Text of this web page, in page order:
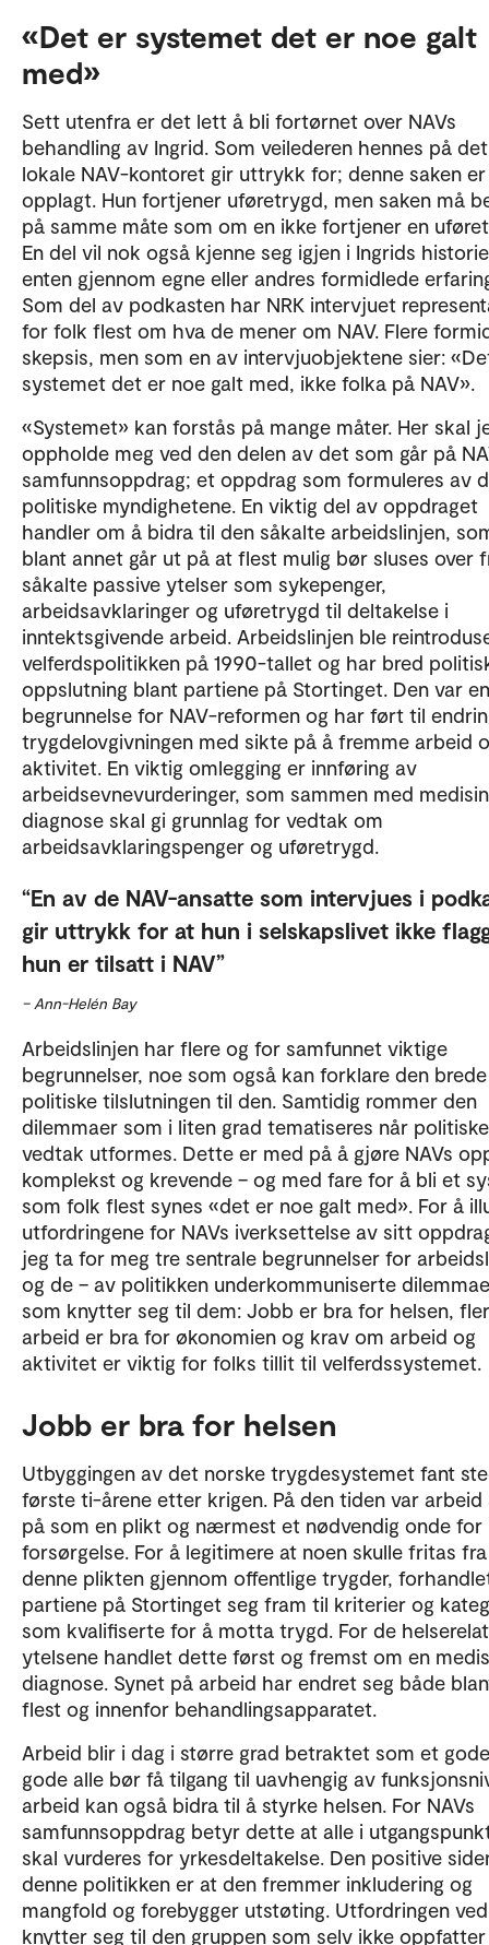
Ann-Helén Bay
Sjekk bibliotek for arbeidsinkluderingfor mer
arbeidsinkluderingsforskning.
«Det er systemet det er noe galt
med»
Sett utenfra er det lett å bli fortørnet over NAVs
behandling av Ingrid. Som veilederen hennes på det
lokale NAV-kontoret gir uttrykk for; denne saken er
opplagt. Hun fortjener uføretrygd, men saken må
på samme måte som om en ikke fortjener en
En del vil nok også kjenne seg igjen i Ingrids
enten gjennom egne eller andres formidlede
Som del av podkasten har NRK intervjuet
for folk flest om hva de mener om NAV. Flere
skepsis, men som en av intervjuobjektene sier:
systemet det er noe galt med, ikke folka på NAV».
«Systemet» kan forstås på mange måter. Her skal
oppholde meg ved den delen av det som går på
samfunnsoppdrag; et oppdrag som formuleres av
politiske myndighetene. En viktig del av oppdraget
handler om å bidra til den såkalte arbeidslinjen,
blant annet går ut på at flest mulig bør sluses over
såkalte passive ytelser som sykepenger,
arbeidsavklaringer og uføretrygd til deltakelse i
inntektsgivende arbeid. Arbeidslinjen ble
velferdspolitikken på 1990-tallet og har bred
oppslutning blant partiene på Stortinget. Den var
begrunnelse for NAV-reformen og har ført til
trygdelovgivningen med sikte på å fremme arbeid
aktivitet. En viktig omlegging er innføring av
arbeidsevnevurderinger, som sammen med
diagnose skal gi grunnlag for vedtak om
arbeidsavklaringspenger og uføretrygd.
En av de NAV-ansatte som intervjues i
gir uttrykk for at hun i selskapslivet ikke
hun er tilsatt i NAV
– Ann-Helén Bay
Arbeidslinjen har flere og for samfunnet viktige
begrunnelser, noe som også kan forklare den brede
politiske tilslutningen til den. Samtidig rommer den
dilemmaer som i liten grad tematiseres når politiske
vedtak utformes. Dette er med på å gjøre NAVs
komplekst og krevende – og med fare for å bli et
som folk flest synes «det er noe galt med». For å
utfordringene for NAVs iverksettelse av sitt
jeg ta for meg tre sentrale begrunnelser for
og de – av politikken underkommuniserte
som knytter seg til dem: Jobb er bra for helsen,
arbeid er bra for økonomien og krav om arbeid og
aktivitet er viktig for folks tillit til velferdssystemet.
Jobb er bra for helsen
Utbyggingen av det norske trygdesystemet fant
første ti-årene etter krigen. På den tiden var
på som en plikt og nærmest et nødvendig onde for
forsørgelse. For å legitimere at noen skulle fritas fra
denne plikten gjennom offentlige trygder,
partiene på Stortinget seg fram til kriterier og
som kvalifiserte for å motta trygd. For de
ytelsene handlet dette først og fremst om en
diagnose. Synet på arbeid har endret seg både
flest og innenfor behandlingsapparatet.
Arbeid blir i dag i større grad betraktet som et
gode alle bør få tilgang til uavhengig av
arbeid kan også bidra til å styrke helsen. For NAVs
samfunnsoppdrag betyr dette at alle i
skal vurderes for yrkesdeltakelse. Den positive
denne politikken er at den fremmer inkludering og
mangfold og forebygger utstøting. Utfordringen
knytter seg til den gruppen som selv ikke